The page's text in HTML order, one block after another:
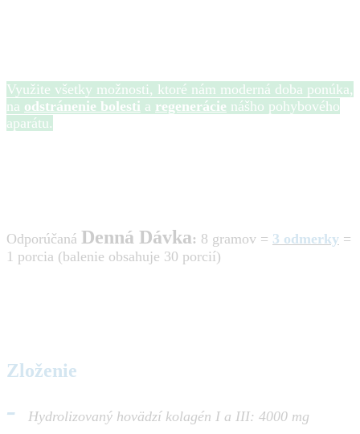
Využite všetky možnosti, ktoré nám moderná doba ponúka,
na odstránenie bolesti a regenerácie nášho pohybového
aparátu.
Odporúčaná Denná Dávka: 8 gramov = 3 odmerky =
1 porcia (balenie obsahuje 30 porcií)
Zloženie
- Hydrolizovaný hovädzí kolagén I a III: 4000 mg